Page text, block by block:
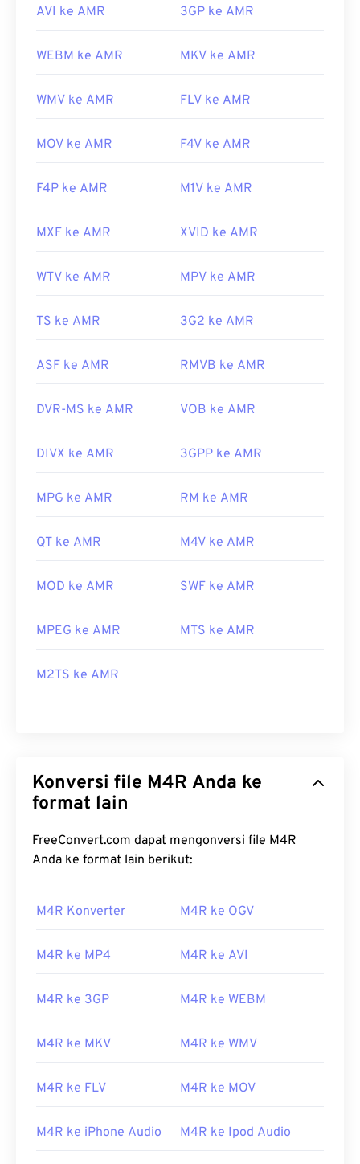
AVI ke AMR 3GP ke AMR
WEBM ke AMR MKV ke AMR
WMV ke AMR FLV ke AMR
MOV ke AMR F4V ke AMR
F4P ke AMR M1V ke AMR
MXF ke AMR XVID ke AMR
WTV ke AMR MPV ke AMR
TS ke AMR 3G2 ke AMR
ASF ke AMR RMVB ke AMR
DVR-MS ke AMR VOB ke AMR
DIVX ke AMR 3GPP ke AMR
MPG ke AMR RM ke AMR
QT ke AMR M4V ke AMR
MOD ke AMR SWF ke AMR
MPEG ke AMR MTS ke AMR
M2TS ke AMR
Konversi file M4R Anda ke
format lain
FreeConvert.com dapat mengonversi file M4R
Anda ke format lain berikut:
M4R Konverter M4R ke OGV
M4R ke MP4 M4R ke AVI
M4R ke 3GP M4R ke WEBM
M4R ke MKV M4R ke WMV
M4R ke FLV M4R ke MOV
M4R ke iPhone Audio M4R ke Ipod Audio